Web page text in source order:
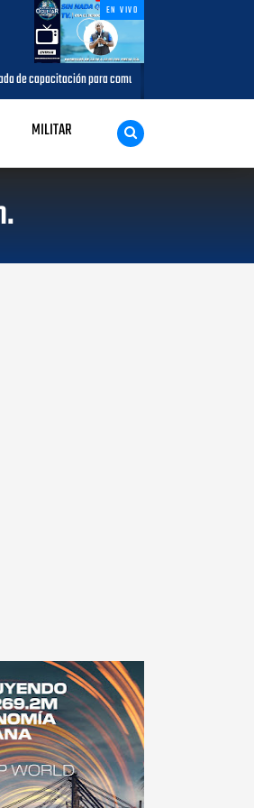
EN VIVO
de capacitación para comunicadores del municipio
MILITAR